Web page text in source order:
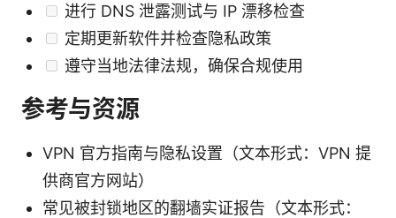
进行 DNS 泄露测试与 IP 漂移检查
定期更新软件并检查隐私政策
遵守当地法律法规，确保合规使用
参考与资源
VPN 官方指南与隐私设置（文本形式：VPN 提
供商官方网站）
常见被封锁地区的翻墙实证报告（文本形式：